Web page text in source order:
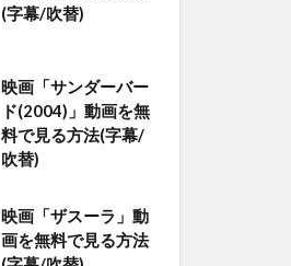
(字幕/吹替)
映画「サンダーバー
ド(2004)」動画を無
料で見る方法(字幕/
吹替)
映画「ザスーラ」動
画を無料で見る方法